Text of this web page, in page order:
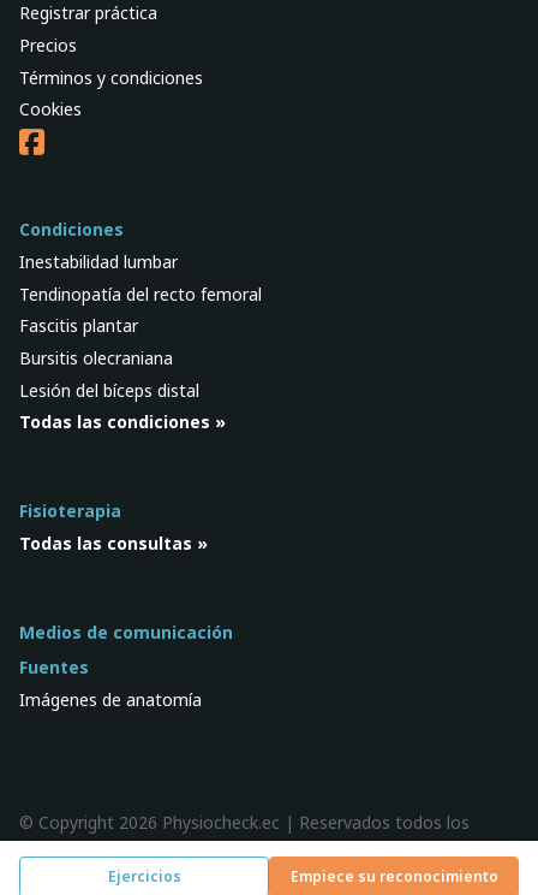
Ejercicios Empiece su reconocimiento
Registrar práctica
Precios
Términos y condiciones
Cookies
Condiciones
Inestabilidad lumbar
Tendinopatía del recto femoral
Fascitis plantar
Bursitis olecraniana
Lesión del bíceps distal
Todas las condiciones »
Fisioterapia
Todas las consultas »
Medios de comunicación
Fuentes
Imágenes de anatomía
© Copyright 2026 Physiocheck.ec | Reservados todos los
derechos |Privacidad| Diseño:SWiF